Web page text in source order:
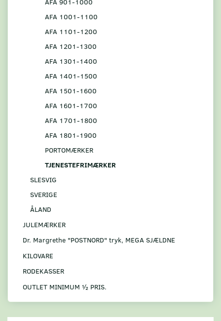
AFA 1001-1100
AFA 1101-1200
AFA 1201-1300
AFA 1301-1400
AFA 1401-1500
AFA 1501-1600
AFA 1601-1700
AFA 1701-1800
AFA 1801-1900
PORTOMÆRKER
TJENESTEFRIMÆRKER
SLESVIG
SVERIGE
ÅLAND
JULEMÆRKER
Dr. Margrethe "POSTNORD" tryk, MEGA SJÆLDNE
KILOVARE
RODEKASSER
OUTLET MINIMUM ½ PRIS.